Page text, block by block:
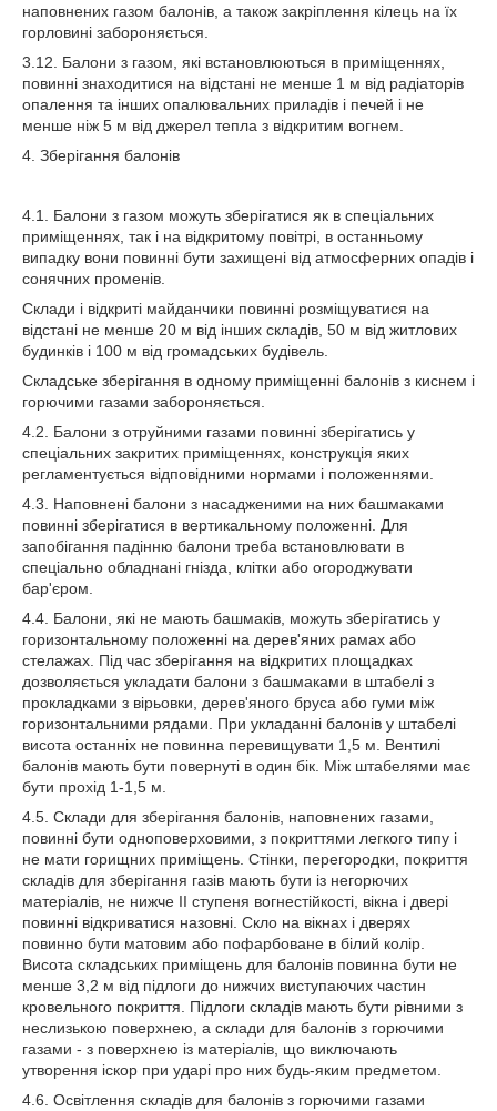
наповнених газом балонів, а також закріплення кілець на їх
горловині забороняється.
3.12. Балони з газом, які встановлюються в приміщеннях,
повинні знаходитися на відстані не менше 1 м від радіаторів
опалення та інших опалювальних приладів і печей і не
менше ніж 5 м від джерел тепла з відкритим вогнем.
4. Зберігання балонів
4.1. Балони з газом можуть зберігатися як в спеціальних
приміщеннях, так і на відкритому повітрі, в останньому
випадку вони повинні бути захищені від атмосферних опадів і
сонячних променів.
Склади і відкриті майданчики повинні розміщуватися на
відстані не менше 20 м від інших складів, 50 м від житлових
будинків і 100 м від громадських будівель.
Складське зберігання в одному приміщенні балонів з киснем і
горючими газами забороняється.
4.2. Балони з отруйними газами повинні зберігатись у
спеціальних закритих приміщеннях, конструкція яких
регламентується відповідними нормами і положеннями.
4.3. Наповнені балони з насадженими на них башмаками
повинні зберігатися в вертикальному положенні. Для
запобігання падінню балони треба встановлювати в
спеціально обладнані гнізда, клітки або огороджувати
бар'єром.
4.4. Балони, які не мають башмаків, можуть зберігатись у
горизонтальному положенні на дерев'яних рамах або
стелажах. Під час зберігання на відкритих площадках
дозволяється укладати балони з башмаками в штабелі з
прокладками з вірьовки, дерев'яного бруса або гуми між
горизонтальними рядами. При укладанні балонів у штабелі
висота останніх не повинна перевищувати 1,5 м. Вентилі
балонів мають бути повернуті в один бік. Між штабелями має
бути прохід 1-1,5 м.
4.5. Склади для зберігання балонів, наповнених газами,
повинні бути одноповерховими, з покриттями легкого типу і
не мати горищних приміщень. Стінки, перегородки, покриття
складів для зберігання газів мають бути із негорючих
матеріалів, не нижче II ступеня вогнестійкості, вікна і двері
повинні відкриватися назовні. Скло на вікнах і дверях
повинно бути матовим або пофарбоване в білий колір.
Висота складських приміщень для балонів повинна бути не
менше 3,2 м від підлоги до нижчих виступаючих частин
кровельного покриття. Підлоги складів мають бути рівними з
неслизькою поверхнею, а склади для балонів з горючими
газами - з поверхнею із матеріалів, що виключають
утворення іскор при ударі про них будь-яким предметом.
4.6. Освітлення складів для балонів з горючими газами